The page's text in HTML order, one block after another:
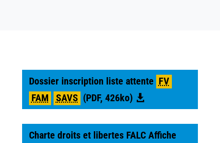
Dossier inscription liste attente FV
FAM
SAVS (PDF, 426ko)
Charte droits et libertes FALC Affiche